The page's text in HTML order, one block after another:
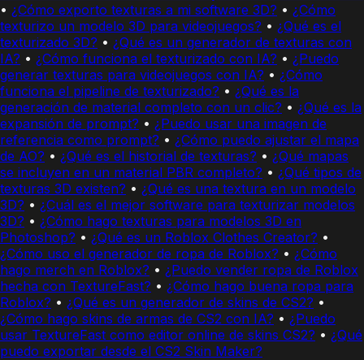
• ¿Cómo exporto texturas a mi software 3D? • ¿Cómo
texturizo un modelo 3D para videojuegos? • ¿Qué es el
texturizado 3D? • ¿Qué es un generador de texturas con
IA? • ¿Cómo funciona el texturizado con IA? • ¿Puedo
generar texturas para videojuegos con IA? • ¿Cómo
funciona el pipeline de texturizado? • ¿Qué es la
generación de material completo con un clic? • ¿Qué es la
expansión de prompt? • ¿Puedo usar una imagen de
referencia como prompt? • ¿Cómo puedo ajustar el mapa
de AO? • ¿Qué es el historial de texturas? • ¿Qué mapas
se incluyen en un material PBR completo? • ¿Qué tipos de
texturas 3D existen? • ¿Qué es una textura en un modelo
3D? • ¿Cuál es el mejor software para texturizar modelos
3D? • ¿Cómo hago texturas para modelos 3D en
Photoshop? • ¿Qué es un Roblox Clothes Creator? •
¿Cómo uso el generador de ropa de Roblox? • ¿Cómo
hago merch en Roblox? • ¿Puedo vender ropa de Roblox
hecha con TextureFast? • ¿Cómo hago buena ropa para
Roblox? • ¿Qué es un generador de skins de CS2? •
¿Cómo hago skins de armas de CS2 con IA? • ¿Puedo
usar TextureFast como editor online de skins CS2? • ¿Qué
puedo exportar desde el CS2 Skin Maker?